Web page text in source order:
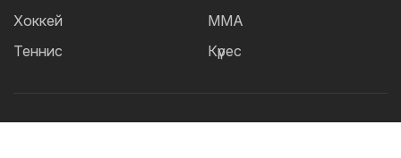
Хоккей
Теннис
ММА
Күрес